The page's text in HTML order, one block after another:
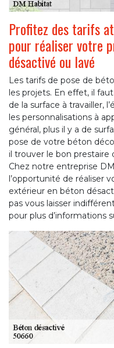
Profitez des tarifs
pour réaliser votre
désactivé ou lavé
Les tarifs de pose de
les projets. En effet, il
de la surface à travailler,
les personnalisations à
général, plus il y a de
pose de votre béton
il trouver le bon prestaire
Chez notre entreprise
l’opportunité de réaliser
extérieur en béton
pas vous laisser
pour plus d’informations